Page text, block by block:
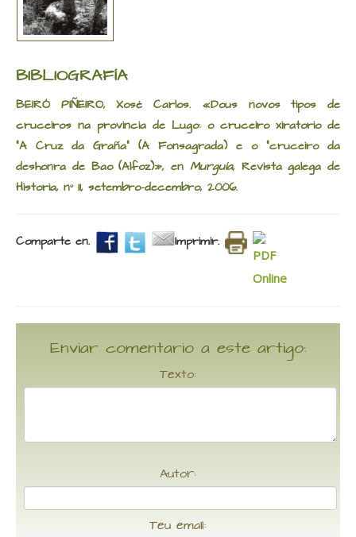
BIBLIOGRAFÍA
BEIRÓ PIÑEIRO, Xosé Carlos. «Dous novos tipos de
cruceiros na provincia de Lugo: o cruceiro xiratorio de
“A Cruz da Graña” (A Fonsagrada) e o “cruceiro da
deshonra de Bao (Alfoz)», en Murguía, Revista galega de
Historia, nº 11, setembro-decembro, 2006.
Comparte en. Imprimir.
Enviar comentario a este artigo:
Texto:
Autor:
Teu email: